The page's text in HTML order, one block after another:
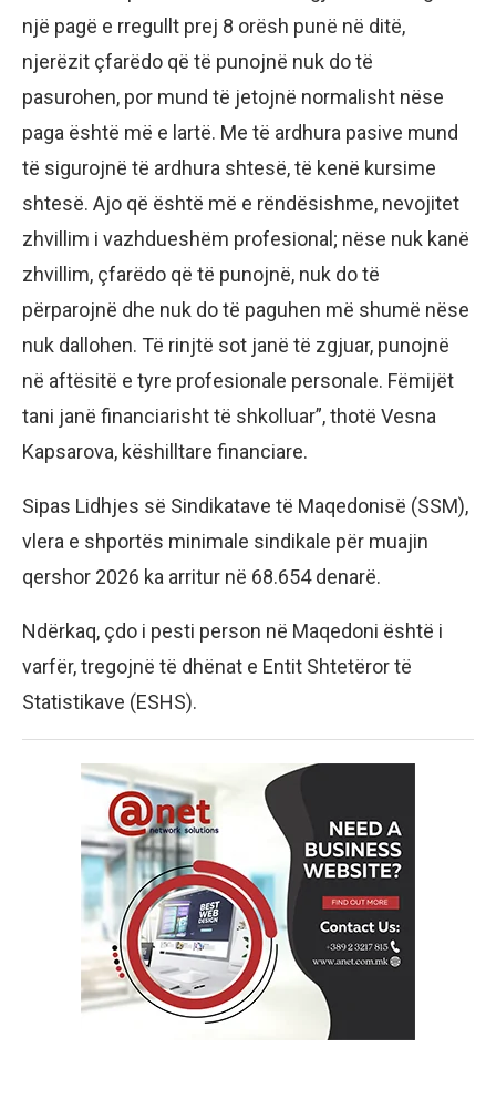
një pagë e rregullt prej 8 orësh punë në ditë,
njerëzit çfarëdo që të punojnë nuk do të
pasurohen, por mund të jetojnë normalisht nëse
paga është më e lartë. Me të ardhura pasive mund
të sigurojnë të ardhura shtesë, të kenë kursime
shtesë. Ajo që është më e rëndësishme, nevojitet
zhvillim i vazhdueshëm profesional; nëse nuk kanë
zhvillim, çfarëdo që të punojnë, nuk do të
përparojnë dhe nuk do të paguhen më shumë nëse
nuk dallohen. Të rinjtë sot janë të zgjuar, punojnë
në aftësitë e tyre profesionale personale. Fëmijët
tani janë financiarisht të shkolluar”, thotë Vesna
Kapsarova, këshilltare financiare.
Sipas Lidhjes së Sindikatave të Maqedonisë (SSM),
vlera e shportës minimale sindikale për muajin
qershor 2026 ka arritur në 68.654 denarë.
Ndërkaq, çdo i pesti person në Maqedoni është i
varfër, tregojnë të dhënat e Entit Shtetëror të
Statistikave (ESHS).